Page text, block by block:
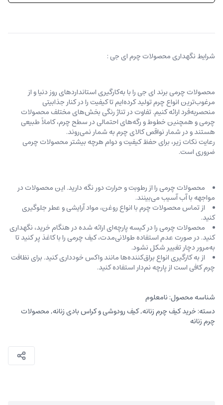
شرایط نگهداری محصولات چرم ای جی :
محصولات چرمی برند ای جی را با به‌کارگیری استانداردهای روز دنیا و از
مرغوب‌ترین انواع چرم تولید کرده‌ایم تا کیفیت را در کنار جذابیتی
منحصربه‌فرد ارائه کنیم. تفاوت در تناژ رنگی بخش‌های مختلف محصولات
چرمی و همچنین خطوط و رگه‌‌های احتمالی در سطح چرم، کاملاً طبیعی
هستند و در شمار نواقص کالای چرم به شمار نمی‌روند.
رعایت نکات زیر، برای حفظ کیفیت و دوام هرچه بیشتر محصولات چرمی
ضروری است.
محصولات چرمی را از رطوبت و حرارت دور نگه دارید. این محصولات در
مواجهه با آب آسیب می‌بینند.
از تماس محصولات چرم با انواع روغن‌، مواد آرایشی و عطر جلوگیری
کنید.
محصولات چرمی را در کیسه‌ پارچه‌ای ارائه شده در هنگام خرید، ‌نگهداری
کنید. در صورت عدم استفاده طولانی‌مدت، کیف‌ چرمی را با کاغذ پر کنید تا
به‌مرور دچار تغییر شکل نشود.
از به کارگیری انواع براق‌کننده‌ها مانند واکس خودداری کنید. برای نظافت
چرم کافی است از پارچه‌ نم‌دار استفاده کنید.
شناسه محصول: نامعلوم
دسته: خرید کیف چرم زنانه,کیف رودوشی و کراس بادی زنانه,محصولات
چرم زنانه